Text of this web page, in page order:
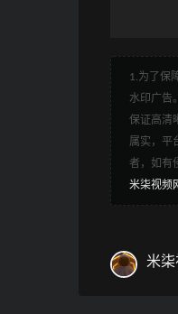
1.为了保
水印广告
保证高清
属实，平
者，如有
米柒视频
米柒